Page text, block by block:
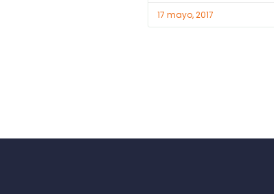
17 mayo, 2017